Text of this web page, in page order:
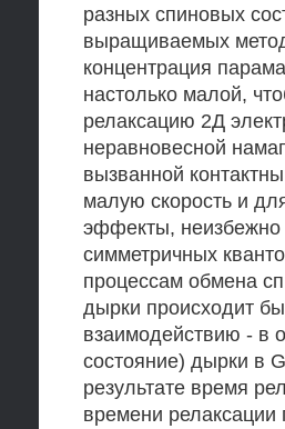
разных спиновых
выращиваемых
концентрация
настолько малой,
релаксацию 2Д
неравновесной
вызванной
малую скорость и
эффекты, неизбежно
симметричных
процессам обмена
дырки происходит
взаимодействию - в
состояние) дырки в
результате время
времени релаксации